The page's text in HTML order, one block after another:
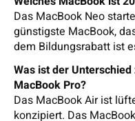
Das MacBook Neo
günstigste MacBook,
dem Bildungsrabatt ist
Was ist der
MacBook Pro?
Das MacBook Air ist
konzipiert. Das